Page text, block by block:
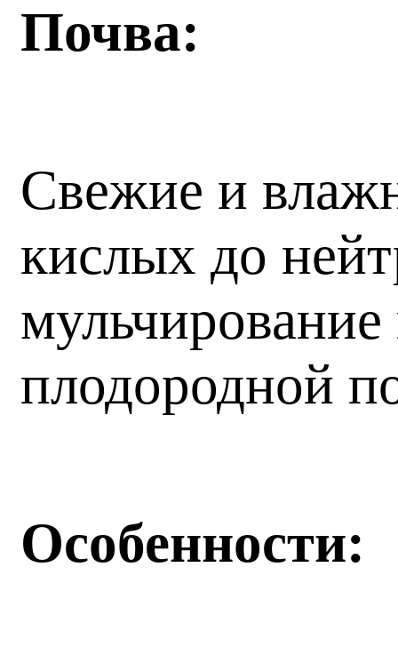
Почва:
Свежие и
кислых до
плодородной
Особенности: